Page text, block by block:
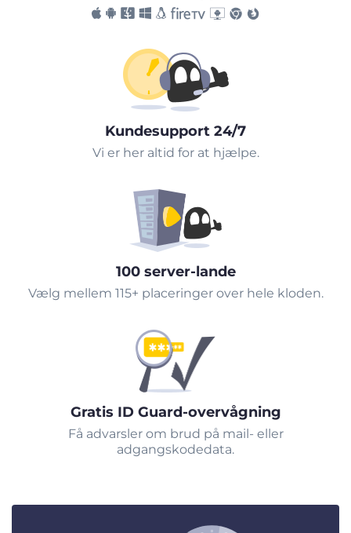
Kundesupport 24/7
Vi er her altid for at hjælpe.
100 server-lande
Vælg mellem 115+ placeringer over hele kloden.
Gratis ID Guard-overvågning
Få advarsler om brud på mail- eller
adgangskodedata.